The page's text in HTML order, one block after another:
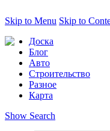
Skip to Menu Skip to
Доска
Блог
Авто
Строительство
Разное
Карта
Show Search